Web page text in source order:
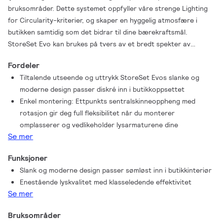
bruksområder. Dette systemet oppfyller våre strenge Lighting
for Circularity-kriterier, og skaper en hyggelig atmosfære i
butikken samtidig som det bidrar til dine bærekraftsmål.
StoreSet Evo kan brukes på tvers av et bredt spekter av
Maxos fusjon-skinner eller innfelte tak.
Fordeler
Tiltalende utseende og uttrykk StoreSet Evos slanke og
moderne design passer diskré inn i butikkoppsettet
Enkel montering: Ettpunkts sentralskinneoppheng med
rotasjon gir deg full fleksibilitet når du monterer
omplasserer og vedlikeholder lysarmaturene dine
Se mer
Funksjoner
Slank og moderne design passer sømløst inn i butikkinteriør
Enestående lyskvalitet med klasseledende effektivitet
Se mer
Bruksområder